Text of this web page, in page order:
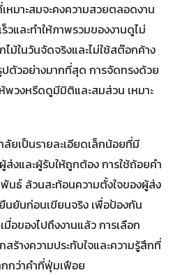
หมาะสมจะคงความสวยตลอดงาน
วและทำให้ภาพรวมของงานดูไม่
ไม้ในวันจัดจริงและไม่ใช้สต๊อกค้าง
ตัวอย่างมากที่สุด การจัดทรงด้วย
วงหรีดดูมีมิติและสมส่วน เหมาะ
ยเป็นรายละเอียดเล็กน้อยที่มี
งและผู้รับให้ถูกต้อง การใช้ถ้อยคำ
นธ์ ล้วนสะท้อนความตั้งใจของผู้ส่ง
นยันก่อนเขียนจริง เพื่อป้องกัน
อของไปถึงงานแล้ว การเลือก
ร้างความประทับใจและความรู้สึกที่
กว่าคำที่ฟุ่มเฟือย